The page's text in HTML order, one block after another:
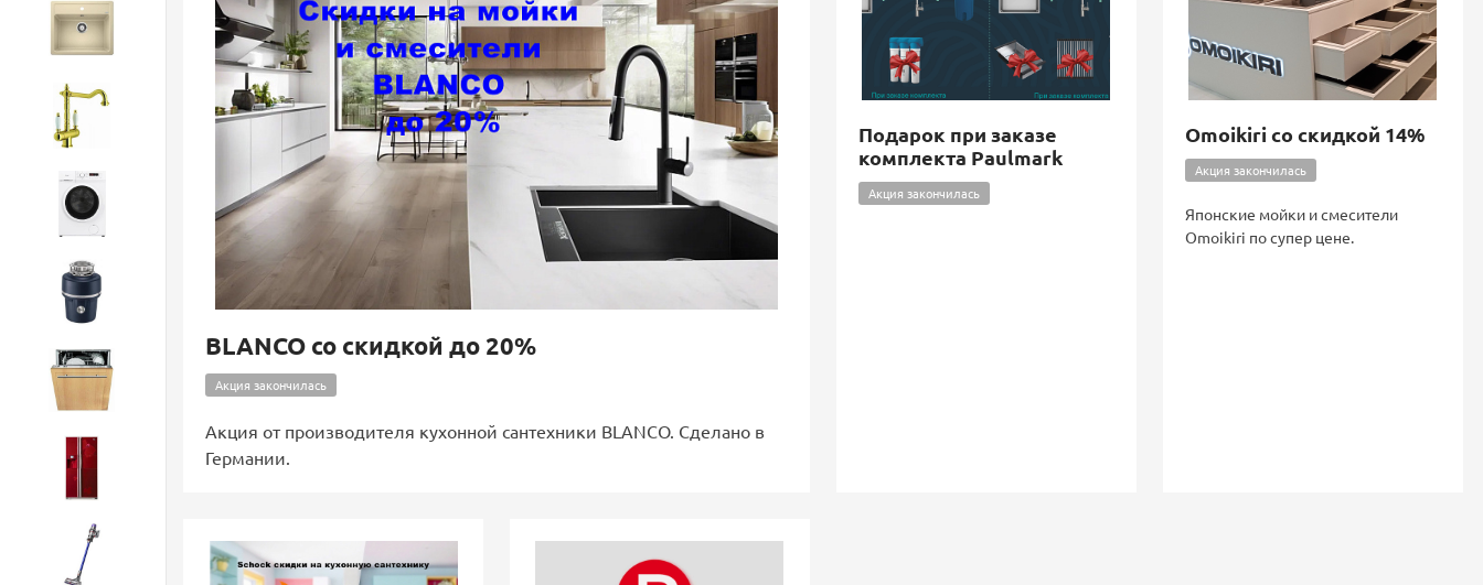
Кухонные мойки
Смесители
Стиральные машины
Посудомоечные машины
Холодильники
Бытовая техника
BLANCO со скидкой до 20%
Акция закончилась
Акция от производителя кухонной сантехники BLANCO. Сделано в
Германии.
Подарок при заказе
комплекта Paulmark
Акция закончилась
Omoikiri со скидкой 14%
Акция закончилась
Японские мойки и смесители
Omoikiri по супер цене.